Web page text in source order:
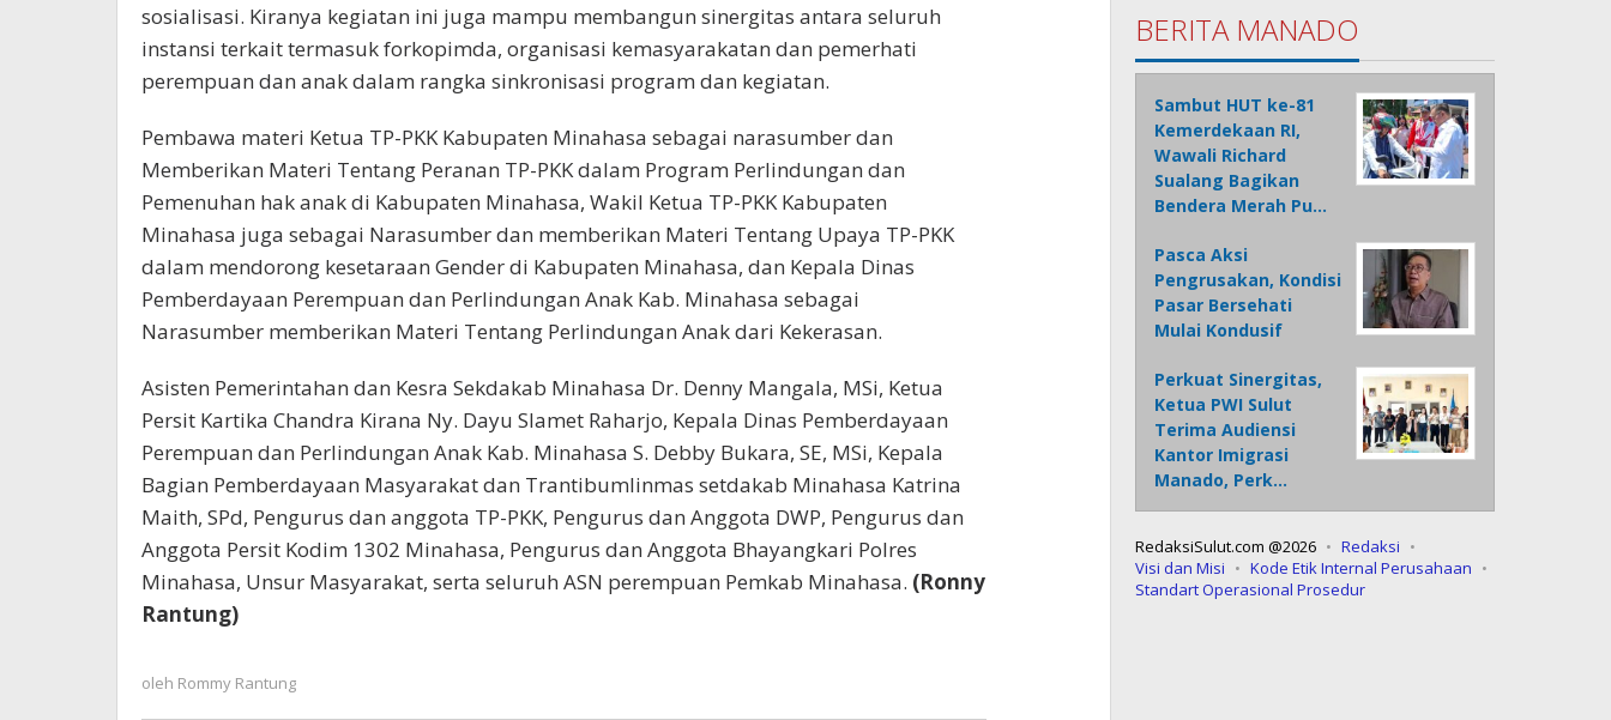
sosialisasi. Kiranya kegiatan ini juga mampu membangun sinergitas antara seluruh
instansi terkait termasuk forkopimda, organisasi kemasyarakatan dan pemerhati
perempuan dan anak dalam rangka sinkronisasi program dan kegiatan.
Pembawa materi Ketua TP-PKK Kabupaten Minahasa sebagai narasumber dan
Memberikan Materi Tentang Peranan TP-PKK dalam Program Perlindungan dan
Pemenuhan hak anak di Kabupaten Minahasa, Wakil Ketua TP-PKK Kabupaten
Minahasa juga sebagai Narasumber dan memberikan Materi Tentang Upaya TP-PKK
dalam mendorong kesetaraan Gender di Kabupaten Minahasa, dan Kepala Dinas
Pemberdayaan Perempuan dan Perlindungan Anak Kab. Minahasa sebagai
Narasumber memberikan Materi Tentang Perlindungan Anak dari Kekerasan.
Asisten Pemerintahan dan Kesra Sekdakab Minahasa Dr. Denny Mangala, MSi, Ketua
Persit Kartika Chandra Kirana Ny. Dayu Slamet Raharjo, Kepala Dinas Pemberdayaan
Perempuan dan Perlindungan Anak Kab. Minahasa S. Debby Bukara, SE, MSi, Kepala
Bagian Pemberdayaan Masyarakat dan Trantibumlinmas setdakab Minahasa Katrina
Maith, SPd, Pengurus dan anggota TP-PKK, Pengurus dan Anggota DWP, Pengurus dan
Anggota Persit Kodim 1302 Minahasa, Pengurus dan Anggota Bhayangkari Polres
Minahasa, Unsur Masyarakat, serta seluruh ASN perempuan Pemkab Minahasa. (Ronny
Rantung)
oleh Rommy Rantung
BERITA MANADO
Sambut HUT ke-81
Kemerdekaan RI,
Wawali Richard
Sualang Bagikan
Bendera Merah Pu…
Pasca Aksi
Pengrusakan, Kondisi
Pasar Bersehati
Mulai Kondusif
Perkuat Sinergitas,
Ketua PWI Sulut
Terima Audiensi
Kantor Imigrasi
Manado, Perk…
RedaksiSulut.com @2026
Redaksi
Visi dan Misi
Kode Etik Internal Perusahaan
Standart Operasional Prosedur